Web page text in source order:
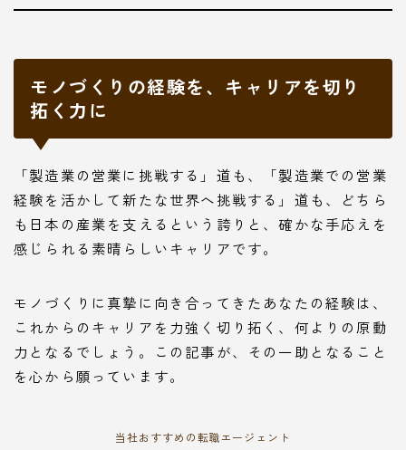
モノづくりの経験を、キャリアを切り
拓く力に
「製造業の営業に挑戦する」道も、「製造業での営業
経験を活かして新たな世界へ挑戦する」道も、どちら
も日本の産業を支えるという誇りと、確かな手応えを
感じられる素晴らしいキャリアです。
モノづくりに真摯に向き合ってきたあなたの経験は、
これからのキャリアを力強く切り拓く、何よりの原動
力となるでしょう。この記事が、その一助となること
を心から願っています。
当社おすすめの転職エージェント